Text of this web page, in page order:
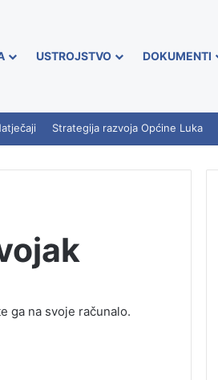
USTROJSTVO DOKUMENTI
Strategija razvoja Općine Luka
ga na svoje računalo.